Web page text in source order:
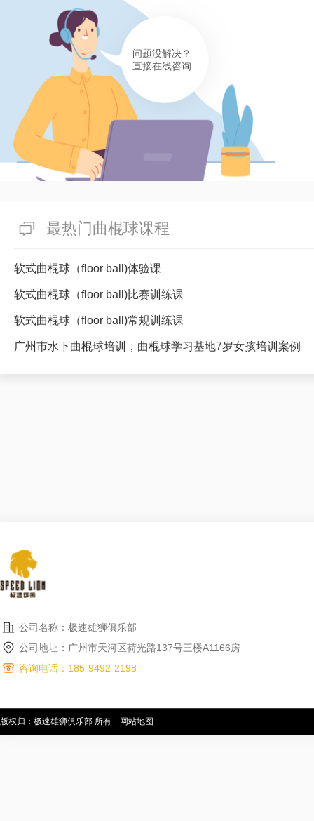
问题没解决？
直接在线咨询
最热门曲棍球课程
软式曲棍球（floor ball)体验课
软式曲棍球（floor ball)比赛训练课
软式曲棍球（floor ball)常规训练课
广州市水下曲棍球培训，曲棍球学习基地7岁女孩培训案例
公司名称：极速雄狮俱乐部
公司地址：广州市天河区荷光路137号三楼A1166房
咨询电话：185-9492-2198
版权归：极速雄狮俱乐部 所有 网站地图